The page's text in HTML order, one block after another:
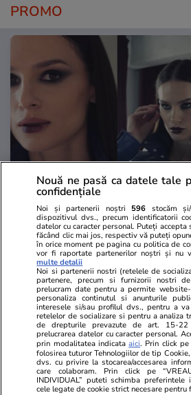
PROMO
Advertorial
Smart is the new chic: Cum ne
ajută tehnologia să ne
PARTENERI
Nouă ne pasă ca datele tale
confidențiale
Noi și partenerii noștri 596 stocăm
dispozitivul dvs., precum identificatorii
datelor cu caracter personal. Puteți
făcând clic mai jos, respectiv vă puteți
în orice moment pe pagina cu politica de
vor fi raportate partenerilor noștri și nu
multe detalii
Noi si partenerii nostri (retelele de
partenere, precum si furnizorii nostri
prelucram date pentru a permite
personaliza continutul si anunturile
interesele si/sau profilul dvs., pentru a
retelelor de socializare si pentru a analiza
de drepturile prevazute de art. 15-
prelucrarea datelor cu caracter personal.
prin modalitatea indicataaici. Prin click pe
folosirea tuturor Tehnologiilor de tip
dvs. cu privire la stocarea/accesarea
care colaboram. Prin click pe
INDIVIDUAL” puteti schimba
cele legate de cookie strict necesare